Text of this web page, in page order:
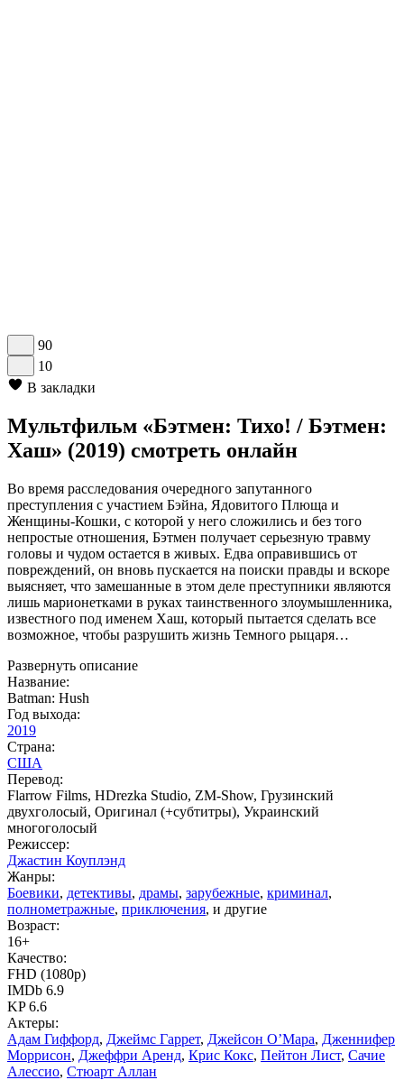
90
10
В закладки
Мультфильм «Бэтмен: Тихо! / Бэтмен:
Хаш» (2019) смотреть онлайн
Во время расследования очередного запутанного
преступления с участием Бэйна, Ядовитого Плюща и
Женщины-Кошки, с которой у него сложились и без того
непростые отношения, Бэтмен получает серьезную травму
головы и чудом остается в живых. Едва оправившись от
повреждений, он вновь пускается на поиски правды и вскоре
выясняет, что замешанные в этом деле преступники являются
лишь марионетками в руках таинственного злоумышленника,
известного под именем Хаш, который пытается сделать все
возможное, чтобы разрушить жизнь Темного рыцаря…
Развернуть описание
Название:
Batman: Hush
Год выхода:
2019
Страна:
США
Перевод:
Flarrow Films, HDrezka Studio, ZM-Show, Грузинский
двухголосый, Оригинал (+субтитры), Украинский
многоголосый
Режиссер:
Джастин Коуплэнд
Жанры:
Боевики, детективы, драмы, зарубежные, криминал,
полнометражные, приключения, и другие
Возраст:
16+
Качество:
FHD (1080p)
IMDb 6.9
KP 6.6
Актеры:
Адам Гиффорд, Джеймс Гаррет, Джейсон О’Мара, Дженнифер
Моррисон, Джеффри Аренд, Крис Кокс, Пейтон Лист, Сачие
Алессио, Стюарт Аллан